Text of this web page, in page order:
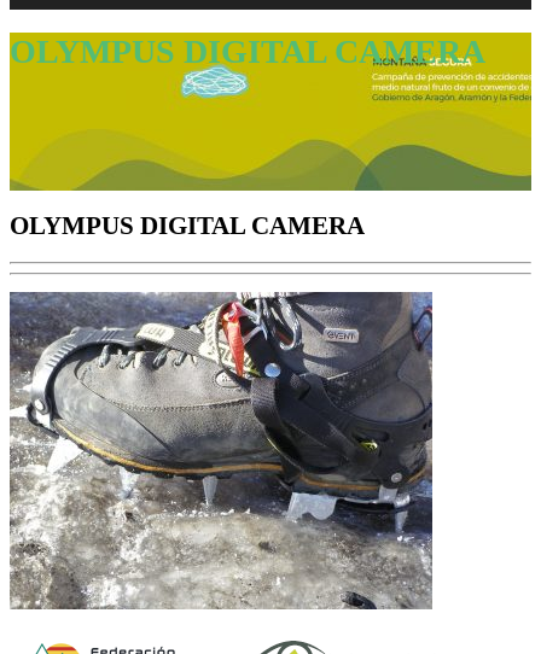
OLYMPUS DIGITAL CAMERA
OLYMPUS DIGITAL CAMERA